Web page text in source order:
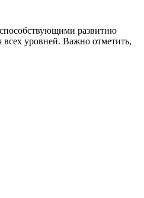
способствующими развитию
уровней. Важно отметить,